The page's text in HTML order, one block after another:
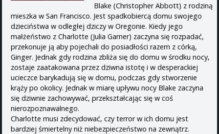
Blake (Christopher Abbott) z rodziną
mieszka w San Francisco. Jest spadkobiercą domu swojego
dzieciństwa w odległej dziczy w Oregonie. Kiedy jego
małżeństwo z Charlotte (Julia Garner) zaczyna się rozpadać,
przekonuje ją aby pojechali do posiadłości razem z córką,
Ginger. Jednak gdy rodzina zbliża się do domu w środku nocy,
zostaje zaatakowana przez dziwna istotę i w desperackiej
ucieczce barykadują się w domu, podczas gdy stworzenie
krąży po okolicy. Jednak w miarę upływu nocy Blake zaczyna
się dziwnie zachowywać, przekształcając się w coś
nierozpoznawalnego.
Charlotte musi zdecydować, czy terror w ich domu jest
bardziej śmiertelny niż niebezpieczeństwo na zewnątrz.